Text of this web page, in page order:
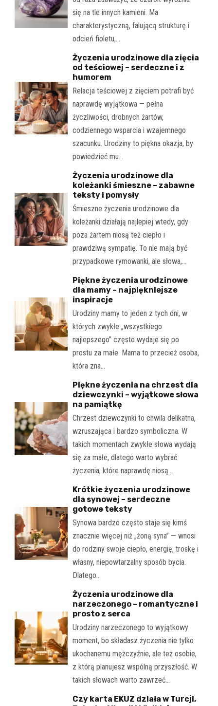
się na tle innych kamieni. Ma
charakterystyczną, falującą strukturę i
odcień fioletu,…
Życzenia urodzinowe dla zięcia
od teściowej – serdeczne i z
humorem
Relacja teściowej z zięciem potrafi być
naprawdę wyjątkowa — pełna
życzliwości, drobnych żartów,
codziennego wsparcia i wzajemnego
szacunku. Urodziny to piękna okazja, by
powiedzieć mu…
Życzenia urodzinowe dla
koleżanki śmieszne – zabawne
teksty i pomysły
Śmieszne życzenia urodzinowe dla
koleżanki działają najlepiej wtedy, gdy
poza żartem niosą też ciepło i
prawdziwą sympatię. To nie mają być
przypadkowe rymowanki, ale słowa,…
Piękne życzenia urodzinowe
dla mamy – najpiękniejsze
inspiracje
Urodziny mamy to jeden z tych dni, w
których zwykłe „wszystkiego
najlepszego” często wydaje się po
prostu za małe. Mama to przecież osoba,
która zna…
Piękne życzenia na chrzest dla
dziewczynki – wyjątkowe słowa
na pamiątkę
Chrzest dziewczynki to chwila delikatna,
wzruszająca i bardzo symboliczna. W
takich momentach zwykłe słowa wydają
się za małe, dlatego warto wybrać
życzenia, które naprawdę niosą…
Krótkie życzenia urodzinowe
dla synowej – serdeczne
gotowe teksty
Synowa bardzo często staje się kimś
znacznie więcej niż „żoną syna” — wnosi
do rodziny swoje ciepło, energię, troskę i
własny, niepowtarzalny sposób bycia.
Dlatego…
Życzenia urodzinowe dla
narzeczonego – romantyczne i
prosto z serca
Urodziny narzeczonego to wyjątkowy
moment, bo składasz życzenia nie tylko
ukochanemu mężczyźnie, ale też osobie,
z którą planujesz wspólną przyszłość. W
takich słowach warto zawrzeć…
Czy karta EKUZ działa w Turcji,